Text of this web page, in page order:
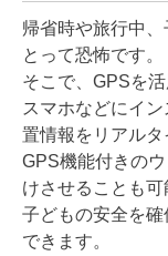
帰省時や旅行中
とって恐怖です。
そこで、GPSを活
スマホなどにイ
置情報をリアルタ
GPS機能付きの
けさせることも可
子どもの安全を
できます。